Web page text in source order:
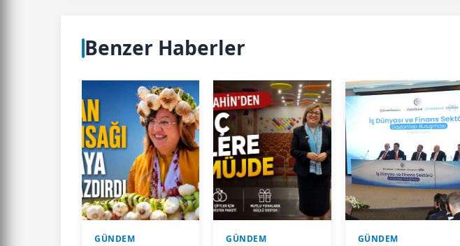
Benzer Haberler
GÜNDEM GÜNDEM GÜNDEM